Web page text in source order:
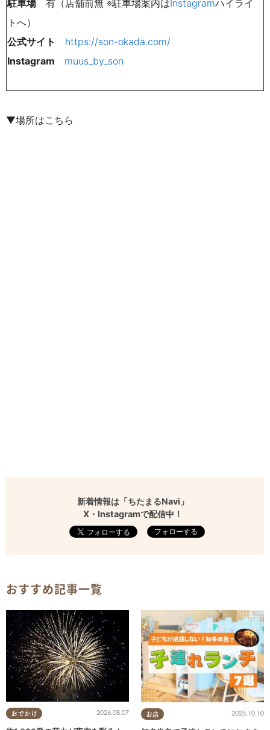
駐車場
有（店舗前無 ※駐車場案内はInstagramハイライ
トへ）
公式サイト
https://son-okada.com/
Instagram
muus_by_son
▼場所はこちら
新着情報は「ちたまるNavi」
X・Instagramで配信中！
フォローする
おすすめ記事一覧
おでかけ 2026.08.07 お店 2025.10.10